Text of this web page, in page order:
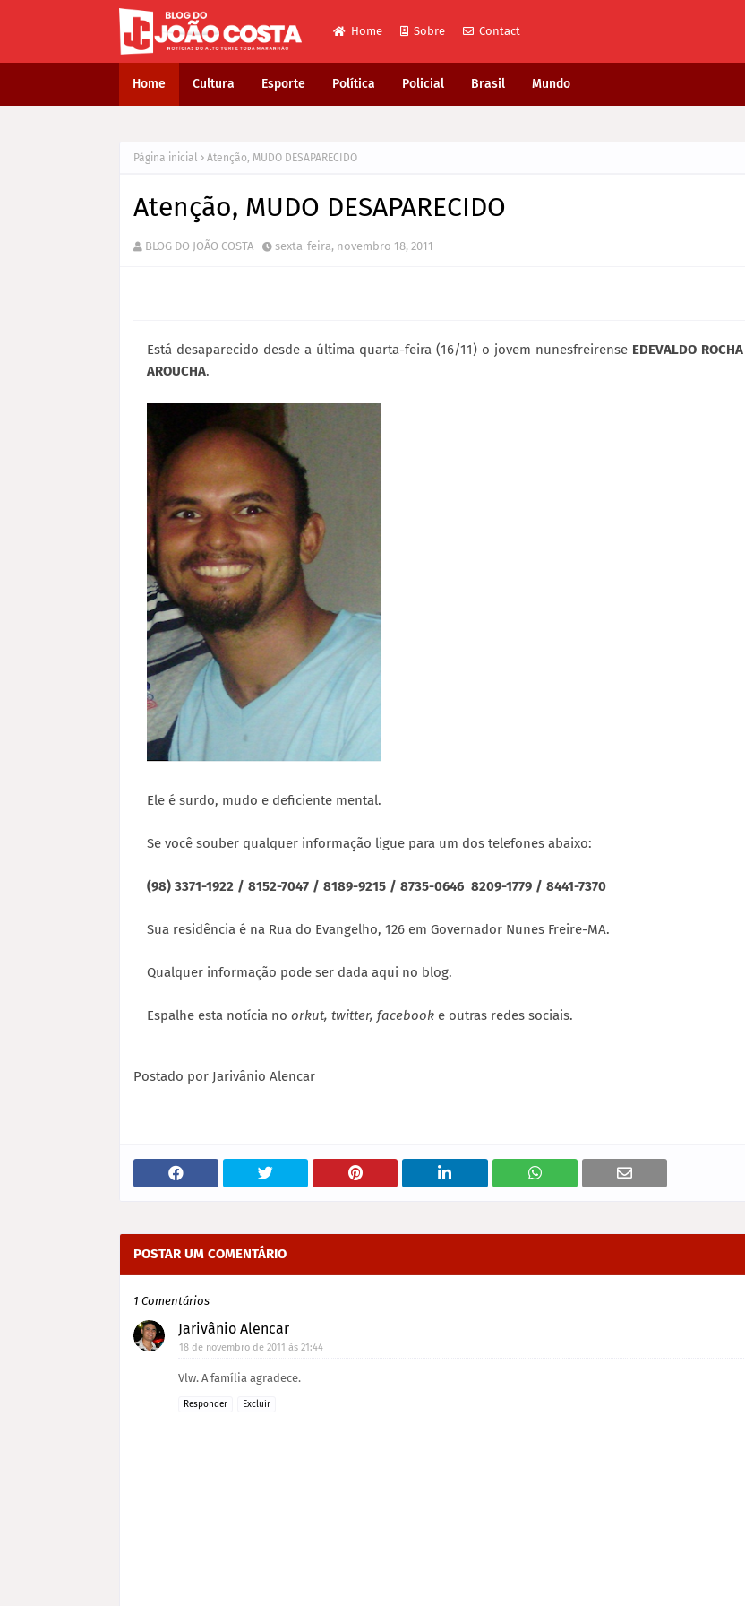
Home Sobre Contact
Home Cultura Esporte Política Policial Brasil Mundo
Página inicial Atenção, MUDO DESAPARECIDO
Atenção, MUDO DESAPARECIDO
BLOG DO JOÃO COSTA sexta-feira, novembro 18, 2011
Está desaparecido desde a última quarta-feira (16/11) o jovem nunesfreirense EDEVALDO ROCHA
AROUCHA.
Ele é surdo, mudo e deficiente mental.
Se você souber qualquer informação ligue para um dos telefones abaixo:
(98) 3371-1922 / 8152-7047 / 8189-9215 / 8735-0646 8209-1779 / 8441-7370
Sua residência é na Rua do Evangelho, 126 em Governador Nunes Freire-MA.
Qualquer informação pode ser dada aqui no blog.
Espalhe esta notícia no orkut, twitter, facebook e outras redes sociais.
Postado por Jarivânio Alencar
POSTAR UM COMENTÁRIO
1 Comentários
Jarivânio Alencar
18 de novembro de 2011 às 21:44
Vlw. A família agradece.
Responder Excluir